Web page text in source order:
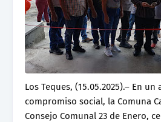
Los Teques, (15.05.2025).– En
compromiso social, la Comuna
Consejo Comunal 23 de Enero,